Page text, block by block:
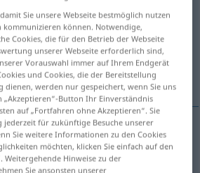
anklicken/antippen)
Sie unsere Webseite bestmöglich nutzen
können. Notwendige,
Cookies, die für den Betrieb der Webseite
unserer Webseite erforderlich sind,
Vorauswahl immer auf Ihrem Endgerät
und Cookies, die der Bereitstellung
dienen, werden nur gespeichert, wenn Sie uns
„Akzeptieren“-Button Ihr Einverständnis
auf „Fortfahren ohne Akzeptieren“. Sie
für zukünftige Besuche unserer
Sie weitere Informationen zu den Cookies
möchten, klicken Sie einfach auf den
Weitergehende Hinweise zu der
Sie ansonsten unserer